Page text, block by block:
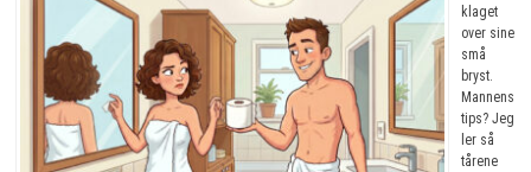
klaget
over sine
små
bryst.
Mannens
tips? Jeg
ler så
tårene